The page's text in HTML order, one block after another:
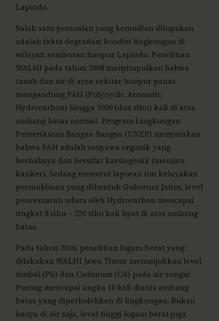
Lapindo.
Salah satu persoalan yang kemudian dilupakan
adalah fakta degradasi kondisi lingkungan di
wilayah semburan lumpur Lapindo. Penelitian
WALHI pada tahun 2008 menyimpulkan bahwa
tanah dan air di area sekitar lumpur panas
mengandung PAH (Polycyclic Aromatic
Hydrocarbon) hingga 2000 (dua ribu) kali di atas
ambang batas normal. Program Lingkungan
Perserikatan Bangsa-Bangsa (UNEP) menyatakan
bahwa PAH adalah senyawa organik yang
berbahaya dan bersifat karsiogenik (memicu
kanker). Sedang menurut laporan tim kelayakan
permukiman yang dibentuk Gubernur Jatim, level
pencemaran udara oleh Hydrocarbon mencapai
tingkat 8 ribu – 220 ribu kali lipat di atas ambang
batas.
Pada tahun 2016, penelitian logam berat yang
dilakukan WALHI Jawa Timur menunjukkan level
timbal (Pb) dan Cadmium (Cd) pada air sungai
Porong mencapai angka 10 kali diatas ambang
batas yang diperbolehkan di lingkungan. Bukan
hanya di air saja, level tinggi logam berat juga